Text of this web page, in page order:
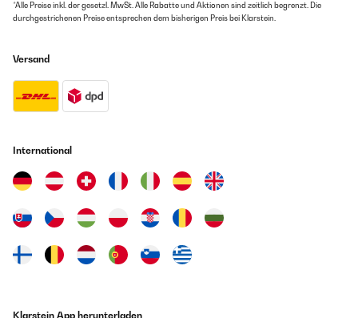
*Alle Preise inkl. der gesetzl. MwSt. Alle Rabatte und Aktionen sind zeitlich begrenzt. Die
durchgestrichenen Preise entsprechen dem bisherigen Preis bei Klarstein.
Versand
International
Klarstein App herunterladen